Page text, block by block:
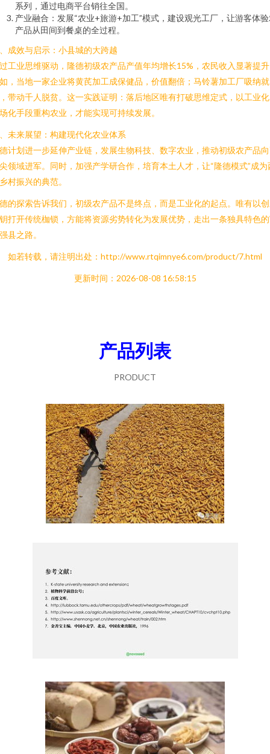
系列，通过电商平台销往全国。
产业融合：发展“农业+旅游+加工”模式，建设观光工厂，让游客体
产品从田间到餐桌的全过程。
成效与启示：小县城的大跨越
工业思维驱动，隆德初级农产品产值年均增长15%，农民收入显著提
，当地一家企业将黄芪加工成保健品，价值翻倍；马铃薯加工厂吸纳就
带动千人脱贫。这一实践证明：落后地区唯有打破思维定式，以工业
化手段重构农业，才能实现可持续发展。
未来展望：构建现代化农业体系
计划进一步延伸产业链，发展生物科技、数字农业，推动初级农产品
领域进军。同时，加强产学研合作，培育本土人才，让“隆德模式”成为
村振兴的典范。
的探索告诉我们，初级农产品不是终点，而是工业化的起点。唯有以
打开传统枷锁，方能将资源劣势转化为发展优势，走出一条独具特色
县之路。
如若转载，请注明出处：http://www.rtqimnye6.com/product/7.html
更新时间：2026-08-08 16:58:15
产品列表
PRODUCT